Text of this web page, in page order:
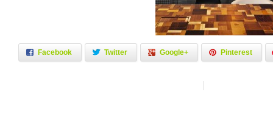
Facebook Twitter Google+ Pinterest